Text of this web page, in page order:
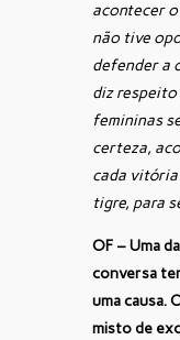
acontecer o
não tive
defender a
diz respeito
femininas
certeza,
cada vitória
tigre, para
OF – Uma
conversa
uma causa.
misto de